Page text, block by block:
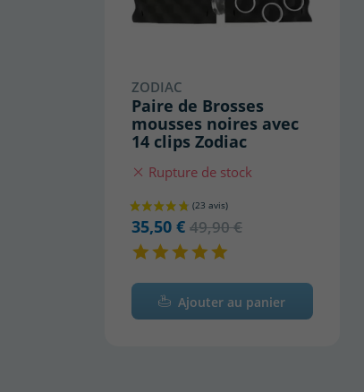
ZODIAC
Paire de Brosses
mousses noires avec
14 clips Zodiac
Rupture de stock
35,50 € 49,90 €
Ajouter au panier